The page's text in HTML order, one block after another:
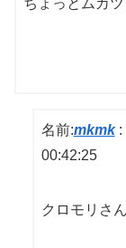
名前:mkmk:
00:42:25
クロモリさ